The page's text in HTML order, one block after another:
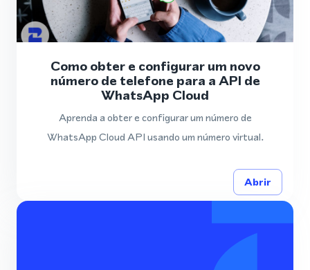
Como obter e configurar um novo
número de telefone para a API de
WhatsApp Cloud
Aprenda a obter e configurar um número de
WhatsApp Cloud API usando um número virtual.
Abrir